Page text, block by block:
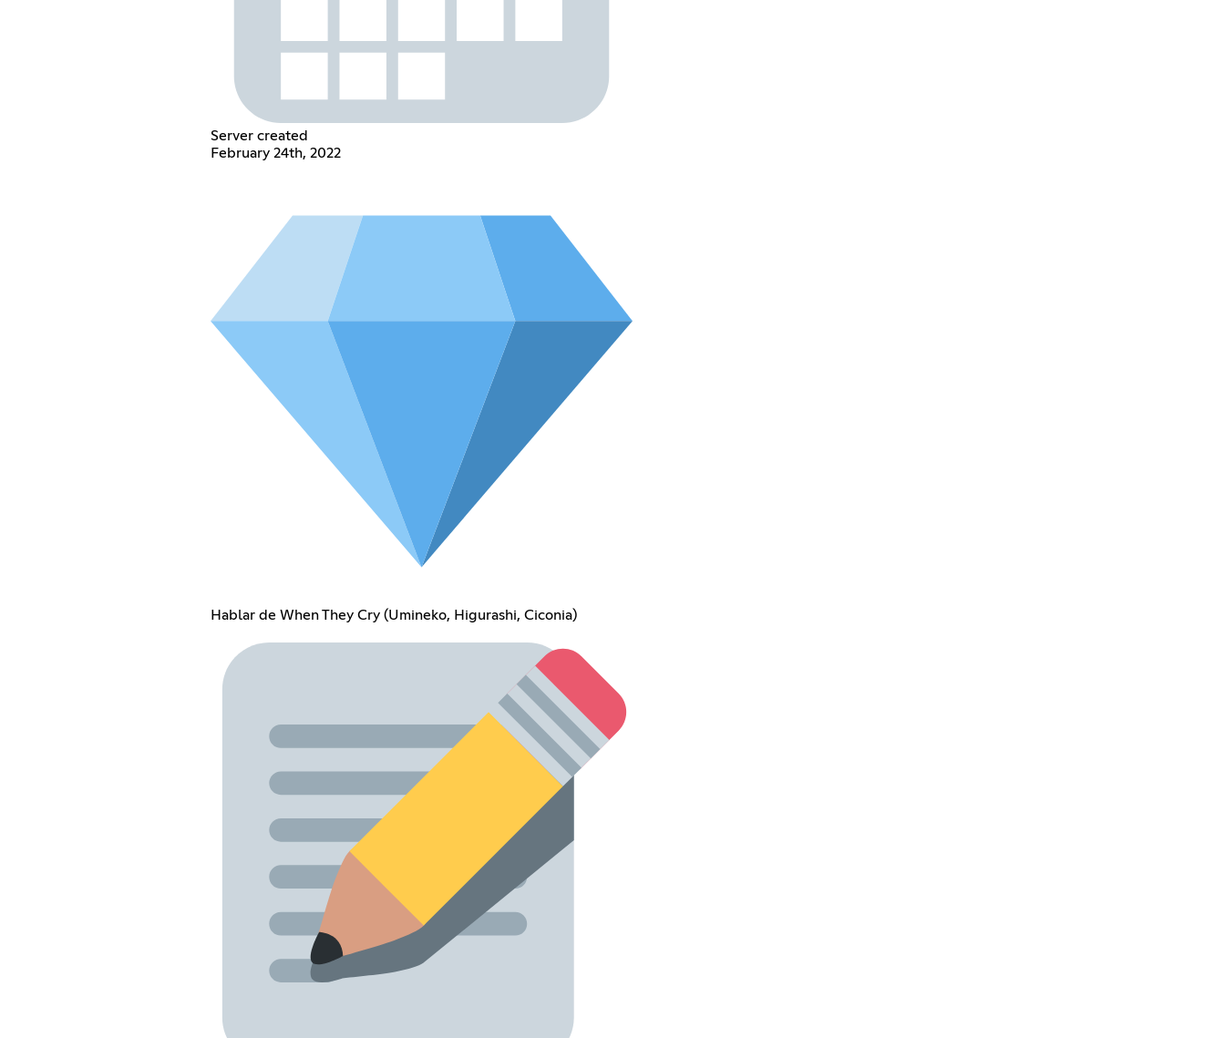
Server created
February 24th, 2022
Hablar de When They Cry (Umineko, Higurashi, Ciconia)